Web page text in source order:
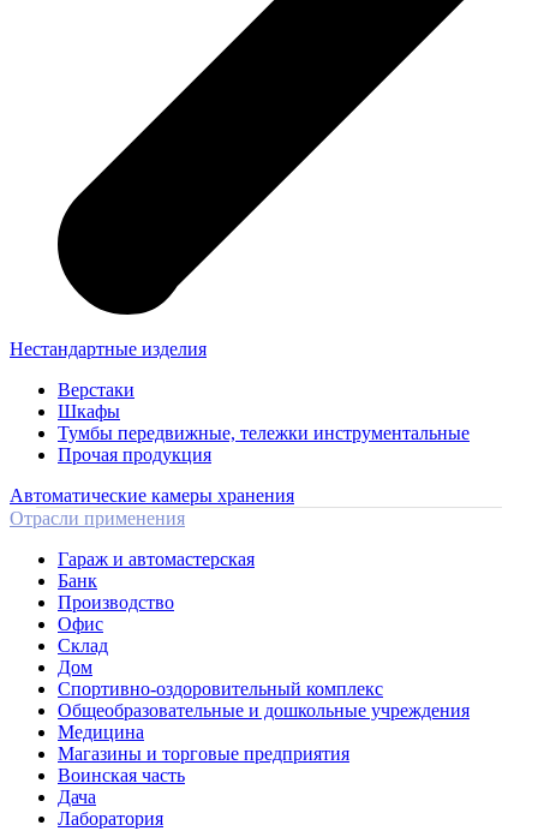
Нестандартные изделия
Верстаки
Шкафы
Тумбы передвижные, тележки инструментальные
Прочая продукция
Автоматические камеры хранения
Отрасли применения
Гараж и автомастерская
Банк
Производство
Офис
Склад
Дом
Спортивно-оздоровительный комплекс
Общеобразовательные и дошкольные учреждения
Медицина
Магазины и торговые предприятия
Воинская часть
Дача
Лаборатория